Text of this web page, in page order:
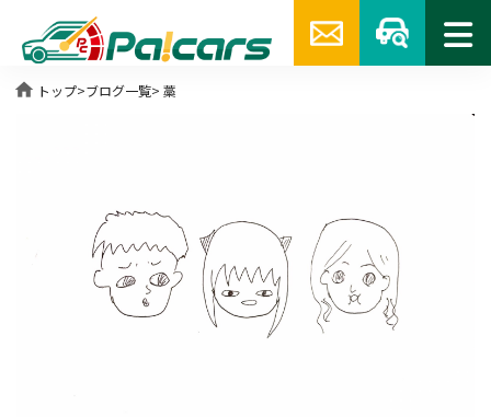
home トップ>ブログ一覧> 藁